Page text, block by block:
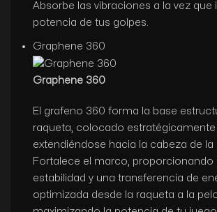
Absorbe las vibraciones a la vez que
potencia de tus golpes.
Graphene 360
Graphene 360
El grafeno 360 forma la base
raqueta, colocado estratégicamente
extendiéndose hacia la cabeza de la
Fortalece el marco, proporcionando
estabilidad y una transferencia de
optimizada desde la raqueta a la